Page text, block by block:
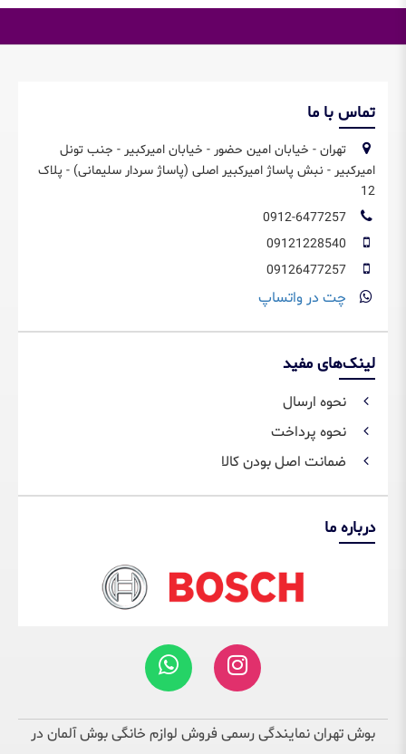
تماس با ما
تهران - خیابان امین حضور - خیابان امیرکبیر - جنب تونل
امیرکبیر - نبش پاساژ امیرکبیر اصلی (پاساژ سردار سلیمانی) - پلاک
12
چت در واتساپ
لینک‌های مفید
نحوه ارسال
نحوه پرداخت
ضمانت اصل بودن کالا
درباره ما
بوش تهران نمایندگی رسمی فروش لوازم خانگی بوش آلمان در